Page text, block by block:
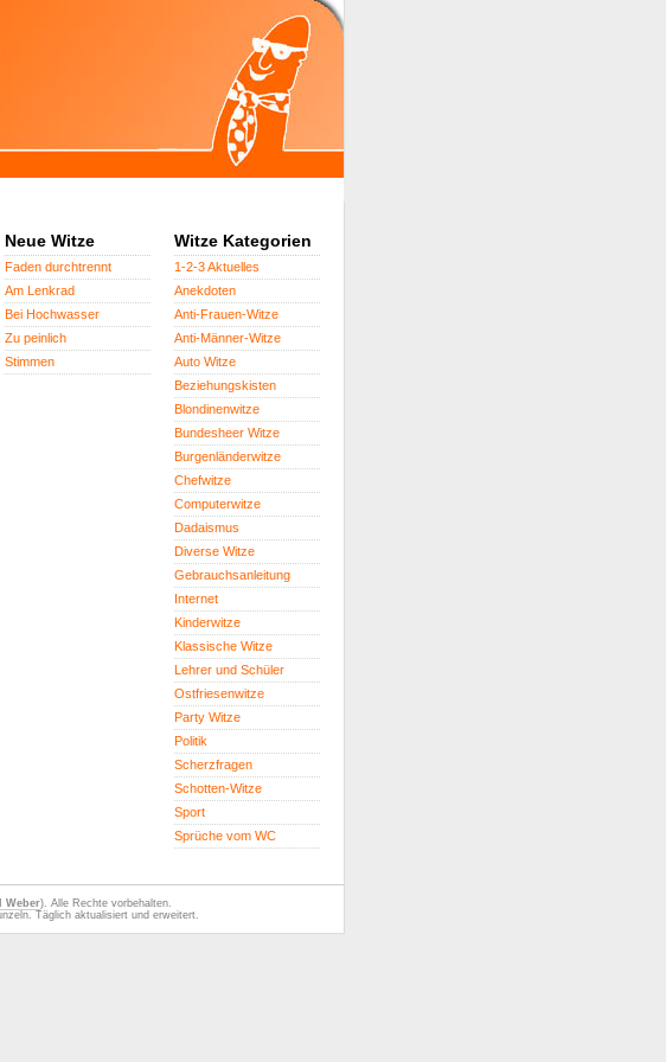
Witze Kategorien
1-2-3 Aktuelles
Anekdoten
Anti-Frauen-Witze
Anti-Männer-Witze
Auto Witze
Beziehungskisten
Blondinenwitze
Bundesheer Witze
Burgenländerwitze
Chefwitze
Computerwitze
Dadaismus
Diverse Witze
Gebrauchsanleitung
Internet
Kinderwitze
Klassische Witze
Lehrer und Schüler
Ostfriesenwitze
Party Witze
Politik
Scherzfragen
Schotten-Witze
Sport
Sprüche vom WC
Neue Witze
Faden durchtrennt
Am Lenkrad
Bei Hochwasser
Zu peinlich
Stimmen
Weber). Alle Rechte vorbehalten.
Täglich aktualisiert und erweitert.